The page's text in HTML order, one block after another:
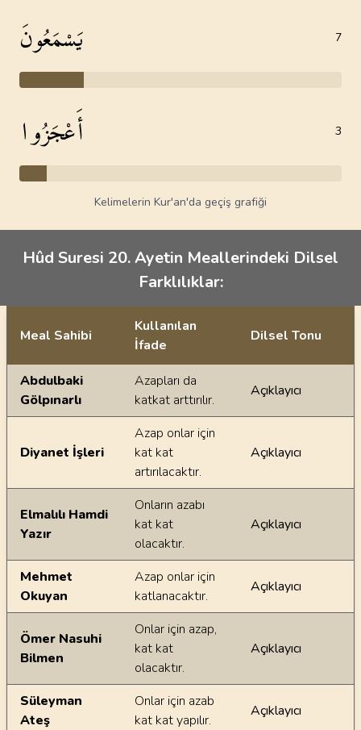
يَسْمَعُونَ 7
أَعْجَزُوا 3
Kelimelerin Kur'an'da geçiş grafiği
Hûd Suresi 20. Ayetin Meallerindeki Dilsel
Farklılıklar:
Ayetin meallerindeki dilsel farklılıklar
Meal Sahibi
Kullanılan
İfade
Dilsel Tonu
Abdulbaki
Gölpınarlı
Azapları da
katkat arttırılır.
Açıklayıcı
Diyanet İşleri
Azap onlar için
kat kat
artırılacaktır.
Açıklayıcı
Elmalılı Hamdi
Yazır
Onların azabı
kat kat
olacaktır.
Açıklayıcı
Mehmet
Okuyan
Azap onlar için
katlanacaktır.
Açıklayıcı
Ömer Nasuhi
Bilmen
Onlar için azap,
kat kat
olacaktır.
Açıklayıcı
Süleyman
Ateş
Onlar için azab
kat kat yapılır.
Açıklayıcı